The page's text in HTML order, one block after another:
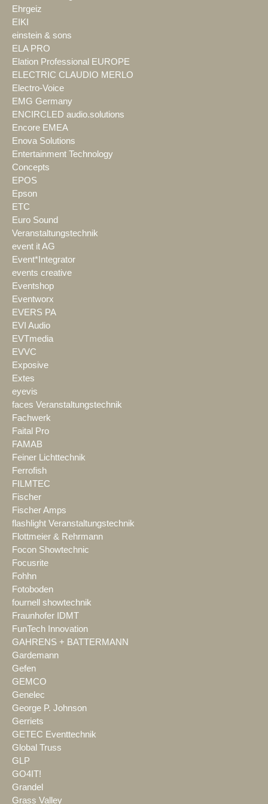
Ehrgeiz
EIKI
einstein & sons
ELA PRO
Elation Professional EUROPE
ELECTRIC CLAUDIO MERLO
Electro-Voice
EMG Germany
ENCIRCLED audio.solutions
Encore EMEA
Enova Solutions
Entertainment Technology
Concepts
EPOS
Epson
ETC
Euro Sound
Veranstaltungstechnik
event it AG
Event*Integrator
events creative
Eventshop
Eventworx
EVERS PA
EVI Audio
EVTmedia
EVVC
Exposive
Extes
eyevis
faces Veranstaltungstechnik
Fachwerk
Faital Pro
FAMAB
Feiner Lichttechnik
Ferrofish
FILMTEC
Fischer
Fischer Amps
flashlight Veranstaltungstechnik
Flottmeier & Rehrmann
Focon Showtechnic
Focusrite
Fohhn
Fotoboden
fournell showtechnik
Fraunhofer IDMT
FunTech Innovation
GAHRENS + BATTERMANN
Gardemann
Gefen
GEMCO
Genelec
George P. Johnson
Gerriets
GETEC Eventtechnik
Global Truss
GLP
GO4IT!
Grandel
Grass Valley